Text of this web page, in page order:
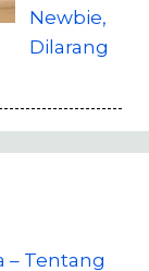
Newbie,
Dilarang
– Tentang